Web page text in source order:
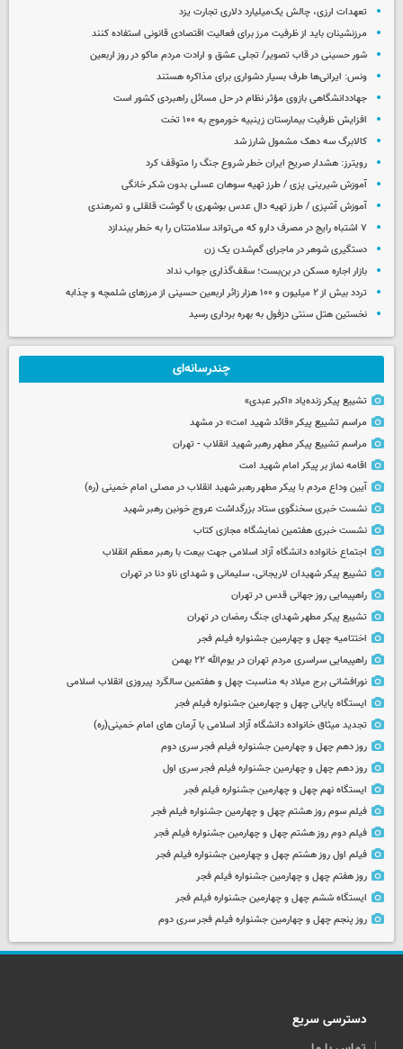
تعهدات ارزی، چالش یک‌میلیارد دلاری تجارت یزد
مرزنشینان باید از ظرفیت مرز برای فعالیت اقتصادی قانونی استفاده کنند
شور حسینی در قاب تصویر/ تجلی عشق و ارادت مردم ماکو در روز اربعین
ونس: ایرانی‌ها طرف بسیار دشواری برای مذاکره هستند
جهاددانشگاهی بازوی مؤثر نظام در حل مسائل راهبردی کشور است
افزایش ظرفیت بیمارستان زینبیه خورموج به ۱۰۰ تخت
کالابرگ سه دهک مشمول شارز شد
رویترز: هشدار صریح ایران خطر شروع جنگ را متوقف کرد
آموزش شیرینی پزی / طرز تهیه سوهان عسلی بدون شکر خانگی
آموزش آشپزی / طرز تهیه دال عدس بوشهری با گوشت قلقلی و تمرهندی
۷ اشتباه رایج در مصرف دارو که می‌تواند سلامتتان را به خطر بیندازد
دستگیری شوهر در ماجرای گم‌شدن یک زن
بازار اجاره مسکن در بن‌بست؛ سقف‌گذاری جواب نداد
تردد بیش از ۲ میلیون و ۱۰۰ هزار زائر اربعین حسینی از مرزهای شلمچه و چذابه
نخستین هتل سنتی دزفول به بهره برداری رسید
چندرسانه‌ای
تشییع پیکر زنده‌یاد «اکبر عبدی»
مراسم تشییع پیکر «قائد شهید امت» در مشهد
مراسم تشییع پیکر مطهر رهبر شهید انقلاب - تهران
اقامه نماز بر پیکر امام شهید امت
آیین وداع مردم با پیکر مطهر رهبر شهید انقلاب در مصلی امام خمینی (ره)
نشست خبری سخنگوی ستاد بزرگداشت عروج خونین رهبر شهید
نشست خبری هفتمین نمایشگاه مجازی کتاب
اجتماع خانواده دانشگاه آزاد اسلامی جهت بیعت با رهبر معظم انقلاب
تشییع پیکر شهیدان لاریجانی، سلیمانی و شهدای ناو دنا در تهران
راهپیمایی روز جهانی قدس در تهران
تشییع پیکر مطهر شهدای جنگ رمضان در تهران
اختتامیه چهل و چهارمین جشنواره فیلم فجر
راهپیمایی سراسری مردم تهران در یوم‌الله ۲۲ بهمن
نورافشانی برج میلاد به مناسبت چهل‌ و هفتمین سالگرد پیروزی انقلاب اسلامی
ایستگاه پایانی چهل و چهارمین جشنواره فیلم فجر
تجدید میثاق خانواده دانشگاه آزاد اسلامی با آرمان های امام خمینی(ره)
روز دهم چهل و چهارمین جشنواره فیلم فجر سری دوم
روز دهم چهل و چهارمین جشنواره فیلم فجر سری اول
ایستگاه نهم چهل و چهارمین جشنواره فیلم فجر
فیلم سوم روز هشتم چهل و چهارمین جشنواره فیلم فجر
فیلم دوم روز هشتم چهل و چهارمین جشنواره فیلم فجر
فیلم اول روز هشتم چهل و چهارمین جشنواره فیلم فجر
روز هفتم چهل و چهارمین جشنواره فیلم فجر
ایستگاه ششم چهل و چهارمین جشنواره فیلم فجر
روز پنجم چهل و چهارمین جشنواره فیلم فجر سری دوم
دسترسی سریع